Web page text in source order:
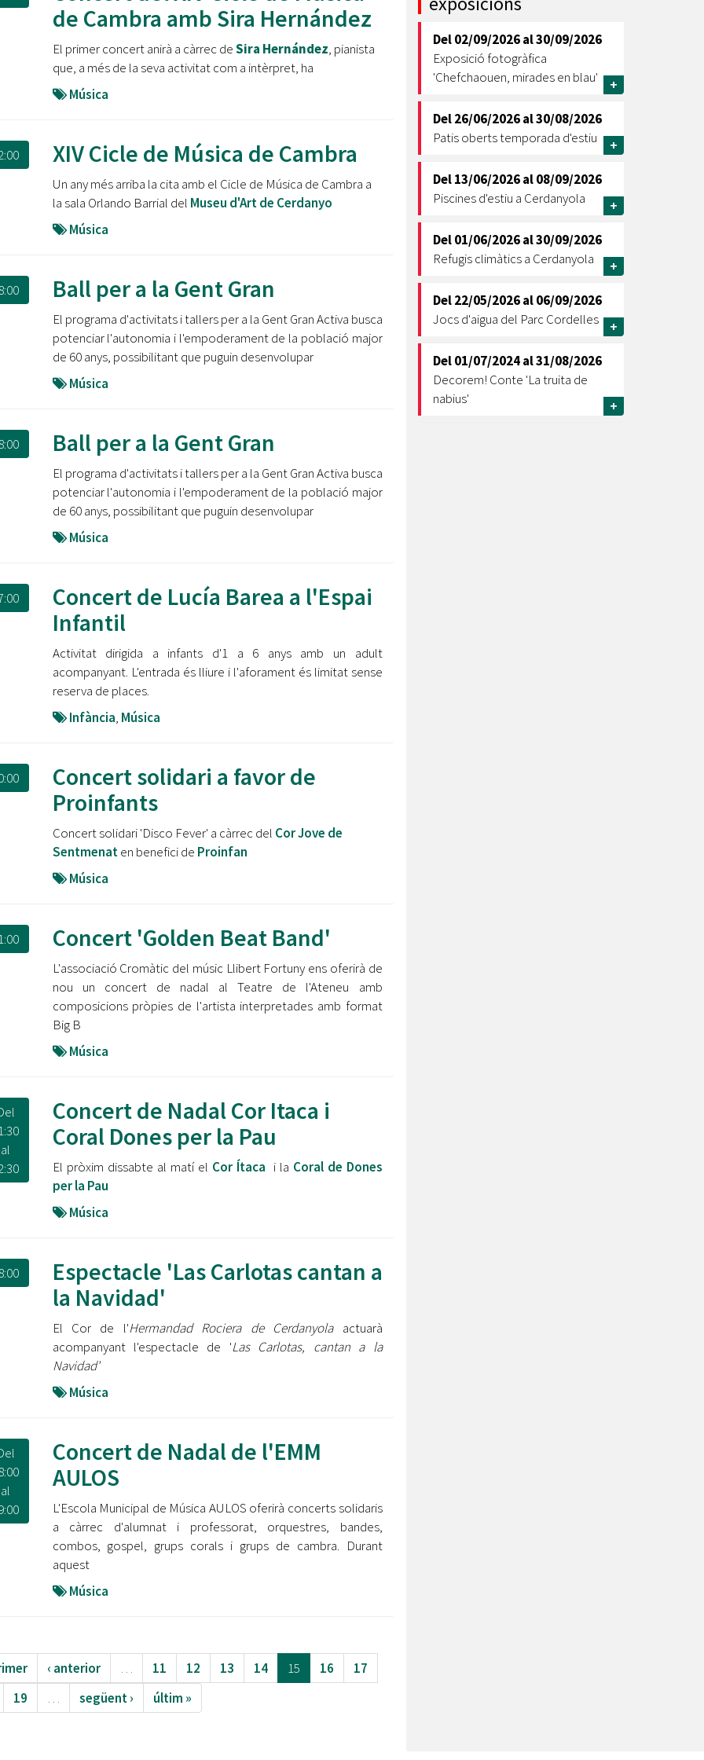
Ètica i Integritat
Retiment de Comptes
Dades Obertes
Catàleg de Serveis i Tràmits
Oberta la convocatòria d'Ajuts per a l'autoocupació
jove 2026
Cerdanyola opta a més de 5 milions d'euros del Pla de
Barris per transformar les Fontetes, Quatre Cantons i
l'entorn de l'avinguda Catalunya
L’Ajuntament reparteix ulleres gratuïtes per veure
l'eclipsi solar
Equipaments
Mercats Municipals
Webs Municipals
de Cambra amb Sira Hernández
El primer concert anirà a càrrec deSira Hernández, pianista
que, a més de la seva activitat com a intèrpret, ha
Música
XIV Cicle de Música de Cambra
Un any més arriba la cita amb el Cicle de Música de Cambra a
la sala Orlando Barrial del Museu d'Art de Cerdanyo
Música
Ball per a la Gent Gran
El programa d'activitats i tallers per a la Gent Gran Activa busca
potenciar l'autonomia i l'empoderament de la població major
de 60 anys, possibilitant que puguin desenvolupar
Música
Ball per a la Gent Gran
El programa d'activitats i tallers per a la Gent Gran Activa busca
potenciar l'autonomia i l'empoderament de la població major
de 60 anys, possibilitant que puguin desenvolupar
Música
Concert de Lucía Barea a l'Espai
Infantil
Activitat dirigida a infants d'1 a 6 anys amb un adult
acompanyant. L'entrada és lliure i l'aforament és limitat sense
reserva de places.
Infància, Música
Concert solidari a favor de
Proinfants
Concert solidari 'Disco Fever' a càrrec del Cor Jove de
Sentmenaten benefici de Proinfan
Música
Concert 'Golden Beat Band'
L'associació Cromàtic del músic Llibert Fortuny ens oferirà de
nou un concert de nadal al Teatre de l'Ateneu amb
composicions pròpies de l'artista interpretades amb format
Big B
Música
al
Concert de Nadal Cor Itaca i
Coral Dones per la Pau
El pròxim dissabte al matí el Cor Ítaca i la Coral de Dones
per la Pau
Música
Espectacle 'Las Carlotas cantan a
la Navidad'
El Cor de l'Hermandad Rociera de Cerdanyolaactuarà
acompanyant l'espectacle de 'Las Carlotas, cantan a la
Navidad'
Música
al
Concert de Nadal de l'EMM
AULOS
L'Escola Municipal de Música AULOS oferirà concerts solidaris
a càrrec d'alumnat i professorat, orquestres, bandes,
combos, gospel, grups corals i grups de cambra. Durant
aquest
Música
‹ anterior … 11 12 13 14 15 16
17
19
… següent › últim »
Del02/09/2026al30/09/2026
Exposició fotogràfica
'Chefchaouen, mirades en blau'
+
Del26/06/2026al30/08/2026
Patis oberts temporada d'estiu
+
Del13/06/2026al08/09/2026
Piscines d'estiu a Cerdanyola
+
Del01/06/2026al30/09/2026
Refugis climàtics a Cerdanyola
+
Del22/05/2026al06/09/2026
Jocs d'aigua del Parc Cordelles
+
Del01/07/2024al31/08/2026
Decorem! Conte 'La truita de
nabius'
+